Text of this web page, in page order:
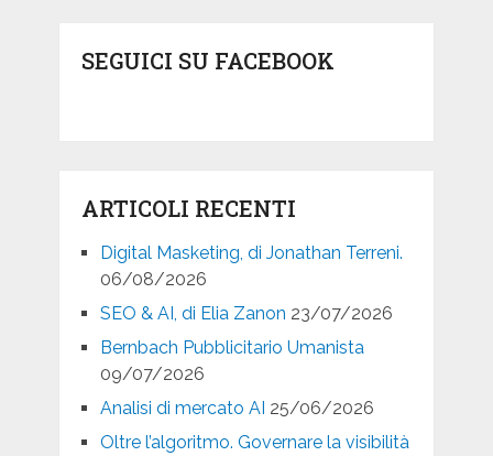
SEGUICI SU FACEBOOK
ARTICOLI RECENTI
Digital Masketing, di Jonathan Terreni.
06/08/2026
SEO & AI, di Elia Zanon 23/07/2026
Bernbach Pubblicitario Umanista
09/07/2026
Analisi di mercato AI 25/06/2026
Oltre l’algoritmo. Governare la visibilità